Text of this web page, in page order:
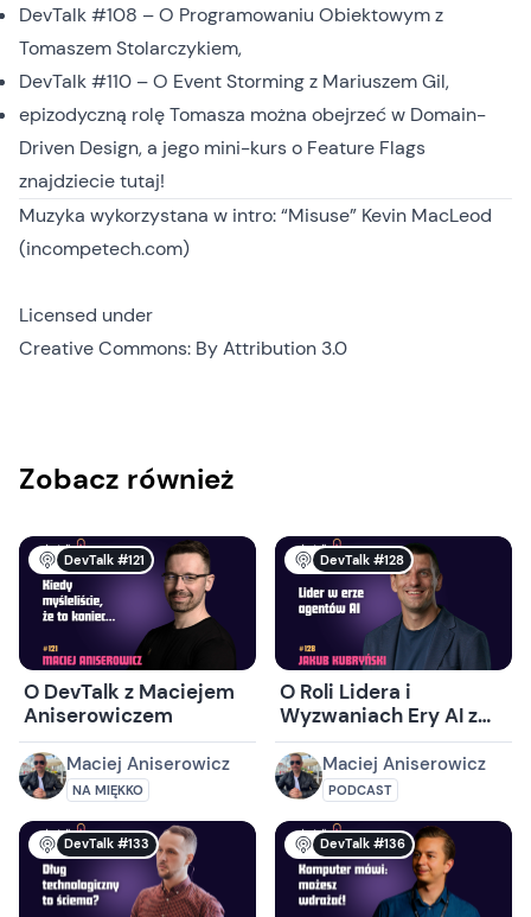
DevTalk #108 – O Programowaniu Obiektowym z
Tomaszem Stolarczykiem,
DevTalk #110 – O Event Storming z Mariuszem Gil,
epizodyczną rolę Tomasza można obejrzeć w Domain-
Driven Design, a jego mini-kurs o Feature Flags
znajdziecietutaj!
Muzyka wykorzystana w intro: “Misuse” Kevin MacLeod
(incompetech.com)
Licensed under
Creative Commons: By Attribution 3.0
Zobacz również
DevTalk #121
O DevTalk z Maciejem
Aniserowiczem
Maciej Aniserowicz
NA MIĘKKO
DevTalk #128
O Roli Lidera i
Wyzwaniach Ery AI z
Jakubem Kubryńskim
Maciej Aniserowicz
PODCAST
DevTalk #133 DevTalk #136